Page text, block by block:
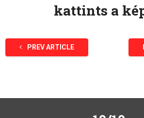
kattints a
PREV ARTICLE